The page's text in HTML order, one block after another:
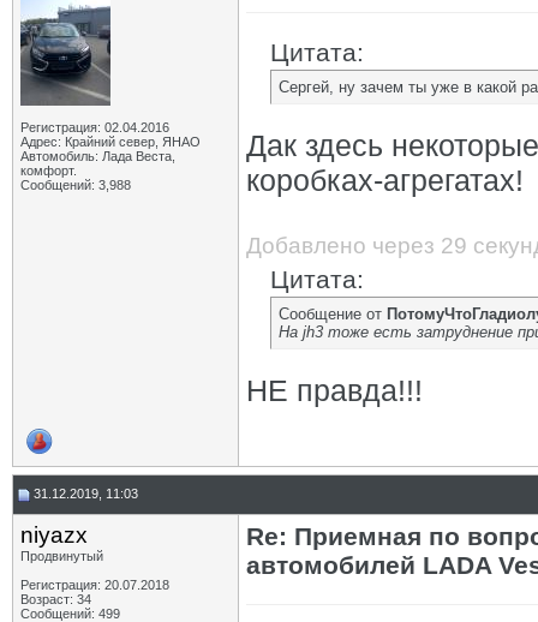
Регистрация: 02.04.2016
Адрес: Крайний север, ЯНАО
Автомобиль: Лада Веста,
комфорт.
Сообщений: 3,988
Цитата:
Сергей, ну зачем ты уже в какой
Дак здесь
коробках-агрегатах!
Добавлено через 29
Цитата:
Сообщение от
На jh3 тоже есть затруднение
НЕ правда!!!
31.12.2019, 11:03
niyazx
Продвинутый
Регистрация: 20.07.2018
Возраст: 34
Сообщений: 499
Re: Приемная по
автомобилей LADA